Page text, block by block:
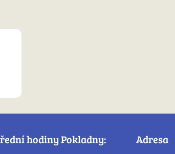
hodiny Pokladny: Adresa